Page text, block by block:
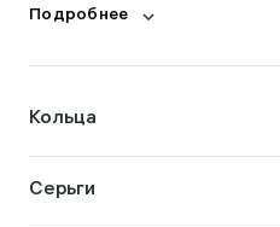
Подробнее
Кольца
Серьги